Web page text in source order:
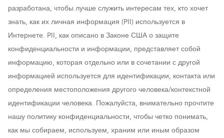
разработана, чтобы лучше служить интересам тех, кто хочет
знать, как их личная информация (PII) используется в
Интернете. PII, как описано в Законе США о защите
конфиденциальности и информации, представляет собой
информацию, которая отдельно или в сочетании с другой
информацией используется для идентификации, контакта или
определения местоположения другого человека/контекстной
идентификации человека. Пожалуйста, внимательно прочтите
нашу политику конфиденциальности, чтобы четко понимать,
как мы собираем, используем, храним или иным образом